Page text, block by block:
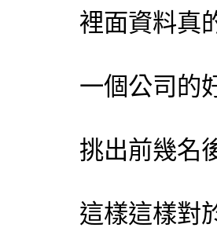
裡面資料真
一個公司的
挑出前幾名
這樣這樣對